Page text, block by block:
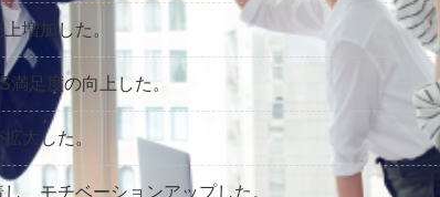
増加した。
足度の向上した。
大した。
、モチベーションアップした。